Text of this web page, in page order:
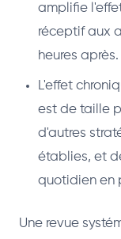
amplifie
réceptif aux
heures après.
L'effet
est de taille
d'autres
établies, et
quotidien en
Une revue